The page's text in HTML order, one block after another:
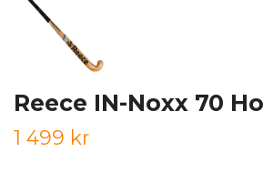
Reece IN-Noxx 70
1 499 kr